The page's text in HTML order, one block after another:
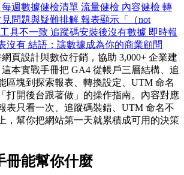
每週數據健檢清單 流量健檢 內容健檢 轉
見問題與疑難排解 報表顯示「（not
具不一致 追蹤碼安裝後沒有數據 即時報
沒有 結語：讓數據成為你的商業顧問
頁設計與數位行銷，協助 3,000+ 企業建
本實戰手冊把 GA4 從帳戶三層結構、追
區塊到探索報表、轉換設定、UTM 命名
打開後台跟著做」的操作指南。內容對應
表只看一次、追蹤碼裝錯、UTM 命名不
，幫你把網站第一天就累積成可用的決策
冊能幫你什麼